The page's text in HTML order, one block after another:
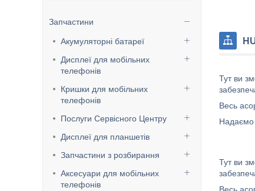
Запчастини
Акумуляторні батареї
Дисплеї для мобільних
телефонів
Кришки для мобільних
телефонів
Послуги Сервісного Центру
Дисплеї для планшетів
Запчастини з розбирання
Аксесуари для мобільних
телефонів
Тут ви
Весь
Надаємо
Тут ви